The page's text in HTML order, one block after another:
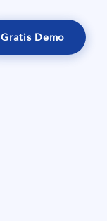
Gratis Demo